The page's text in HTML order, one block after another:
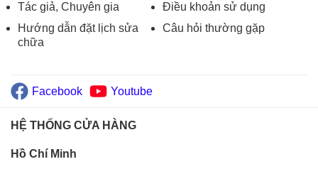
Tác giả, Chuyên gia
Hướng dẫn đặt lịch sửa
chữa
Điều khoản sử dụng
Câu hỏi thường gặp
Facebook Youtube
HỆ THỐNG CỬA HÀNG
Hồ Chí Minh